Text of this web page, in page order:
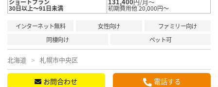
ショートプラン
30日以上～91日未満 初期費用他 20,000円～
インターネット無料 女性向け
ファミリー向け
同棲向け
ペット可
北海道 札幌市中央区
お問合わせ 電話する